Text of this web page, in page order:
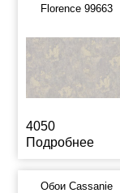
Florence 99663
4050
Подробнее
Обои Cassanie